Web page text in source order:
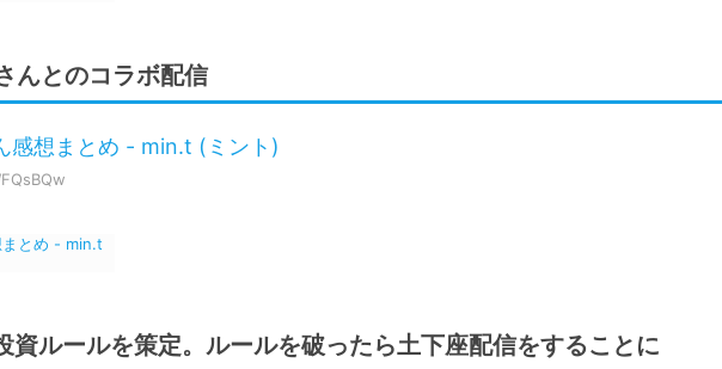
んとのコラボ配信
感想まとめ - min.t (ミント)
ルールを策定。ルールを破ったら土下座配信をすることに